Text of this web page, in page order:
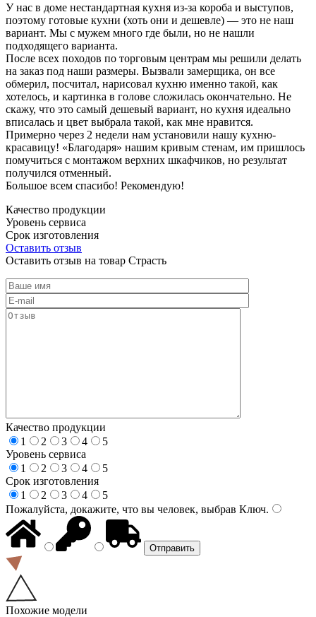
У нас в доме нестандартная кухня из-за короба и выступов,
поэтому готовые кухни (хоть они и дешевле) — это не наш
вариант. Мы с мужем много где были, но не нашли
подходящего варианта.
После всех походов по торговым центрам мы решили делать
на заказ под наши размеры. Вызвали замерщика, он все
обмерил, посчитал, нарисовал кухню именно такой, как
хотелось, и картинка в голове сложилась окончательно. Не
скажу, что это самый дешевый вариант, но кухня идеально
вписалась и цвет выбрала такой, как мне нравится.
Примерно через 2 недели нам установили нашу кухню-
красавицу! «Благодаря» нашим кривым стенам, им пришлось
помучиться с монтажом верхних шкафчиков, но результат
получился отменный.
Большое всем спасибо! Рекомендую!
Качество продукции
Уровень сервиса
Срок изготовления
Оставить отзыв
Оставить отзыв на товар Страсть
Качество продукции
1
2 3 4
5
Уровень сервиса
1
2 3 4
5
Срок изготовления
1
2 3 4
5
Пожалуйста, докажите, что вы человек, выбрав Ключ.
Похожие модели